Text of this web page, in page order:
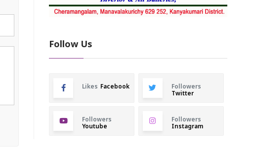
Follow Us
Likes Facebook
Followers
Twitter
Followers
Youtube
Followers
Instagram